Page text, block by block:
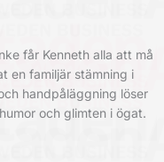
får Kenneth alla att må
en familjär stämning i
handpåläggning löser
och glimten i ögat.